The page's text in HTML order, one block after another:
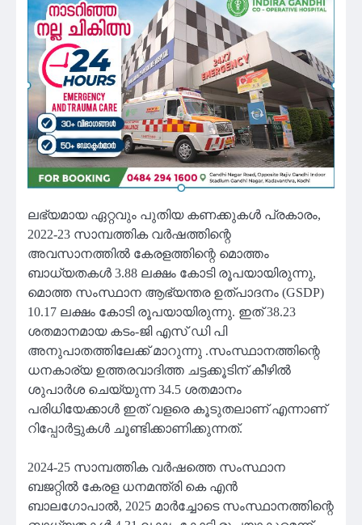
ലഭ്യമായ ഏറ്റവും പുതിയ കണക്കുകൾ പ്രകാരം,
2022-23 സാമ്പത്തിക വർഷത്തിന്റെ
അവസാനത്തിൽ കേരളത്തിന്റെ മൊത്തം
ബാധ്യതകൾ 3.88 ലക്ഷം കോടി രൂപയായിരുന്നു,
മൊത്ത സംസ്ഥാന ആഭ്യന്തര ഉത്പാദനം (GSDP)
10.17 ലക്ഷം കോടി രൂപയായിരുന്നു. ഇത് 38.23
ശതമാനമായ കടം-ജി എസ് ഡി പി
അനുപാതത്തിലേക്ക് മാറുന്നു .സംസ്ഥാനത്തിന്റെ
ധനകാര്യ ഉത്തരവാദിത്ത ചട്ടക്കൂടിന് കീഴിൽ
ശുപാർശ ചെയ്യുന്ന 34.5 ശതമാനം
പരിധിയേക്കാൾ ഇത് വളരെ കൂടുതലാണ് എന്നാണ്
റിപ്പോർട്ടുകൾ ചൂണ്ടിക്കാണിക്കുന്നത്.
2024-25 സാമ്പത്തിക വർഷത്തെ സംസ്ഥാന
ബജറ്റിൽ കേരള ധനമന്ത്രി കെ എൻ
ബാലഗോപാൽ, 2025 മാർച്ചോടെ സംസ്ഥാനത്തിന്റെ